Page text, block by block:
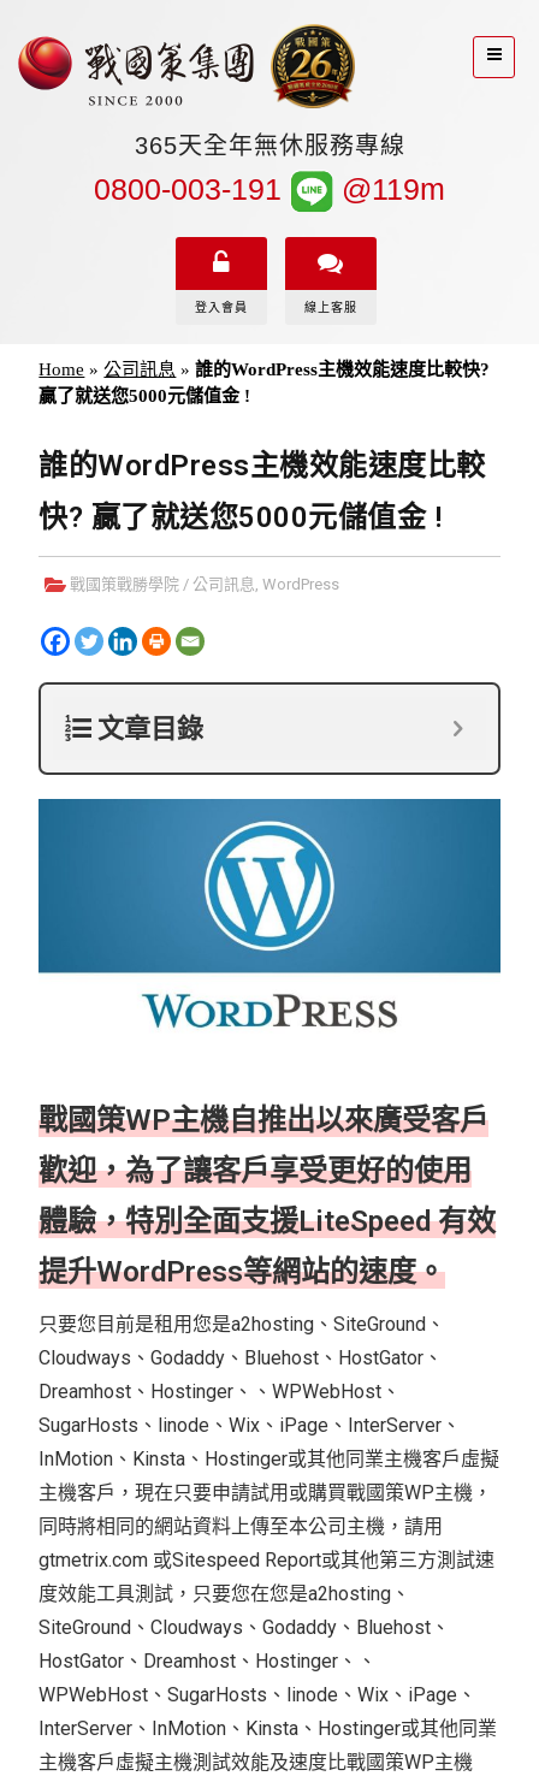
365天全年無休服務專線
0800-003-191 @119m
登入會員 線上客服
Home »公司訊息 »誰的WordPress主機效能速度比較快?
贏了就送您5000元儲值金 !
誰的WordPress主機效能速度比較
快? 贏了就送您5000元儲值金 !
戰國策戰勝學院 /公司訊息,WordPress
文章目錄
戰國策WP主機自推出以來廣受客戶
歡迎，為了讓客戶享受更好的使用
體驗，特別全面支援LiteSpeed 有效
提升WordPress等網站的速度。
只要您目前是租用您是a2hosting、SiteGround、
Cloudways、Godaddy、Bluehost、HostGator、
Dreamhost、Hostinger、、WPWebHost、
SugarHosts、linode、Wix、iPage、InterServer、
InMotion、Kinsta、Hostinger或其他同業主機客戶虛擬
主機客戶，現在只要申請試用或購買戰國策WP主機，
同時將相同的網站資料上傳至本公司主機，請用
gtmetrix.com 或Sitespeed Report或其他第三方測試速
度效能工具測試，只要您在您是a2hosting、
SiteGround、Cloudways、Godaddy、Bluehost、
HostGator、Dreamhost、Hostinger、、
WPWebHost、SugarHosts、linode、Wix、iPage、
InterServer、InMotion、Kinsta、Hostinger或其他同業
主機客戶虛擬主機測試效能及速度比戰國策WP主機